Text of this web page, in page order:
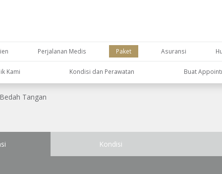
Perjalanan Medis Paket Asuransi
Kami Kondisi dan Perawatan Buat
Bedah Tangan
Kondisi